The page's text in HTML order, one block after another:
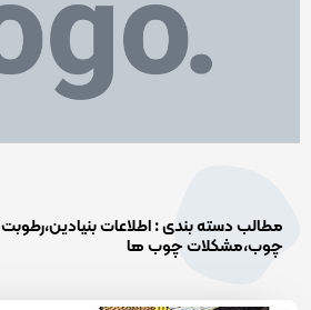
مطالب دسته بندی : اطلاعات بنیادین،رطوبت
چوب،مشکلات چوب ها